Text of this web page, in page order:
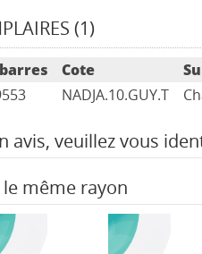
(1)
Cote
NADJA.10.GUY.T
avis, veuillez vous
le même rayon